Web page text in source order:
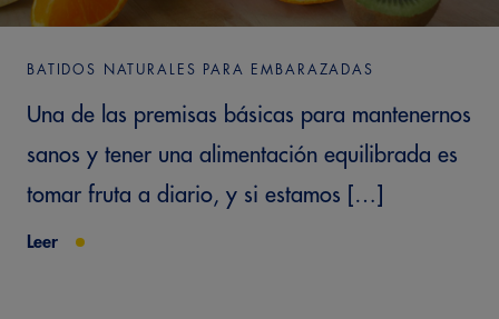
BATIDOS NATURALES PARA EMBARAZADAS
Una de las premisas básicas para mantenernos
sanos y tener una alimentación equilibrada es
tomar fruta a diario, y si estamos […]
Leer